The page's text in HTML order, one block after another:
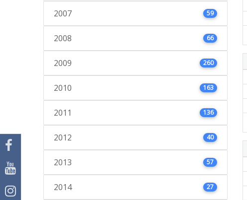
2007 59
2008 66
2009 260
2010 163
2011 136
2012 40
2013 57
2014 27